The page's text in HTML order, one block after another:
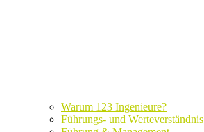
Warum 123 Ingenieure?
Führungs- und Werteverständnis